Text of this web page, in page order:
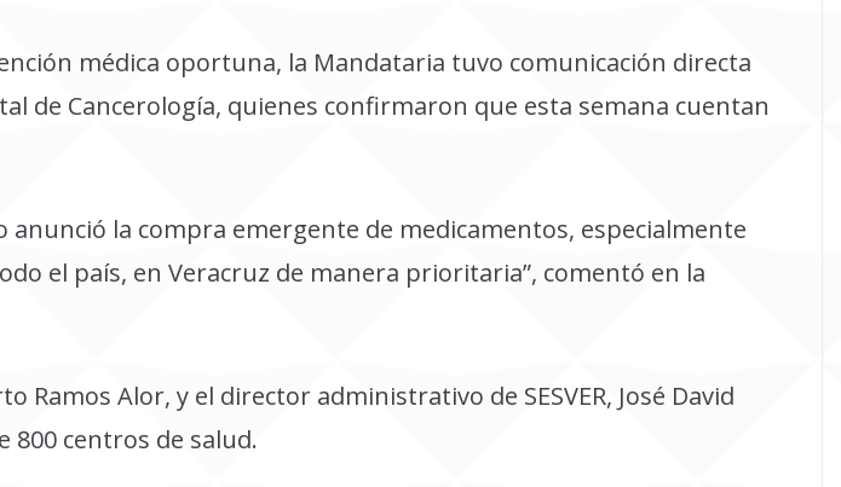
médica oportuna, la Mandataria tuvo comunicación directa
de Cancerología, quienes confirmaron que esta semana cuentan
anunció la compra emergente de medicamentos, especialmente
el país, en Veracruz de manera prioritaria”, comentó en la
Ramos Alor, y el director administrativo de SESVER, José David
800 centros de salud.